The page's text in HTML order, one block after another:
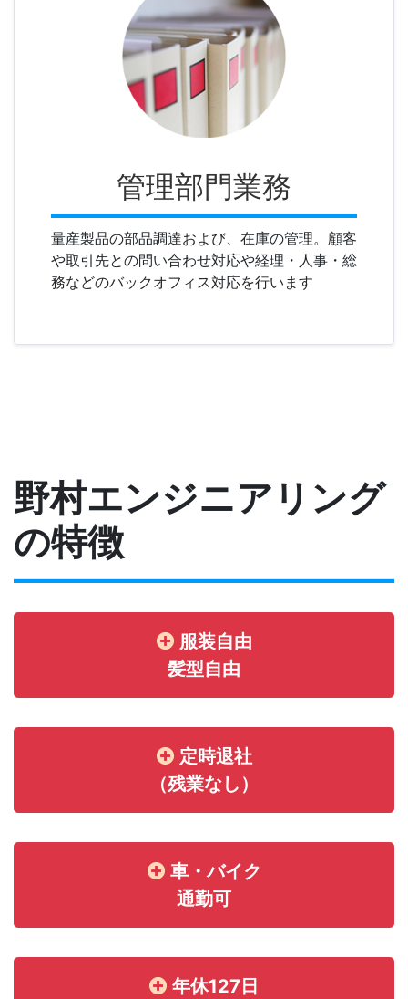
管理部門業務
量産製品の部品調達および、在庫の管理。顧客
や取引先との問い合わせ対応や経理・人事・総
務などのバックオフィス対応を行います
野村エンジニアリング
の特徴
服装自由
髪型自由
定時退社
（残業なし）
車・バイク
通勤可
年休127日